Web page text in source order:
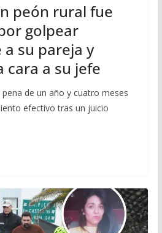
peón rural fue
golpear
su pareja y
a su jefe
de un año y cuatro meses
efectivo tras un juicio